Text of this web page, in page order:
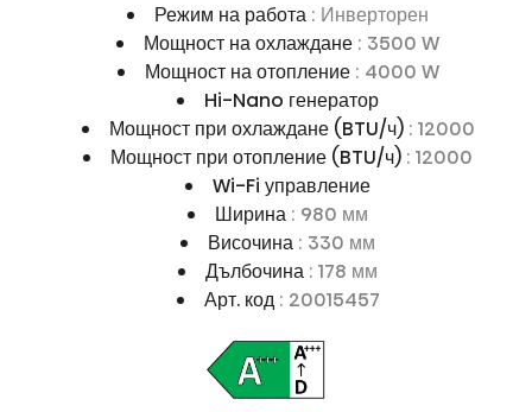
Режим на работа : Инверторен
Мощност на охлаждане : 3500 W
Мощност на отопление : 4000 W
Hi-Nano генератор
Мощност при охлаждане (BTU/ч) : 12000
Мощност при отопление (BTU/ч) : 12000
Wi-Fi управление
Ширина : 980 мм
Височина : 330 мм
Дълбочина : 178 мм
Арт. код : 20015457